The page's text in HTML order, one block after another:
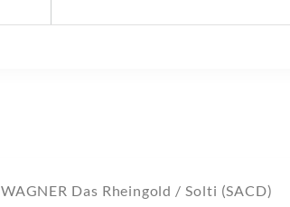
WAGNER Das Rheingold / Solti (SACD)